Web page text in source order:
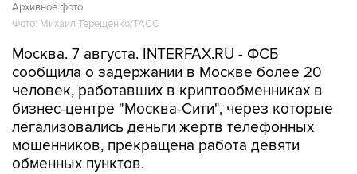
Архивное фото
Фото: Михаил Терещенко/ТАСС
Москва. 7 августа. INTERFAX.RU - ФСБ
сообщила о задержании в Москве более 20
человек, работавших в криптообменниках в
бизнес-центре "Москва-Сити", через которые
легализовались деньги жертв телефонных
мошенников, прекращена работа девяти
обменных пунктов.